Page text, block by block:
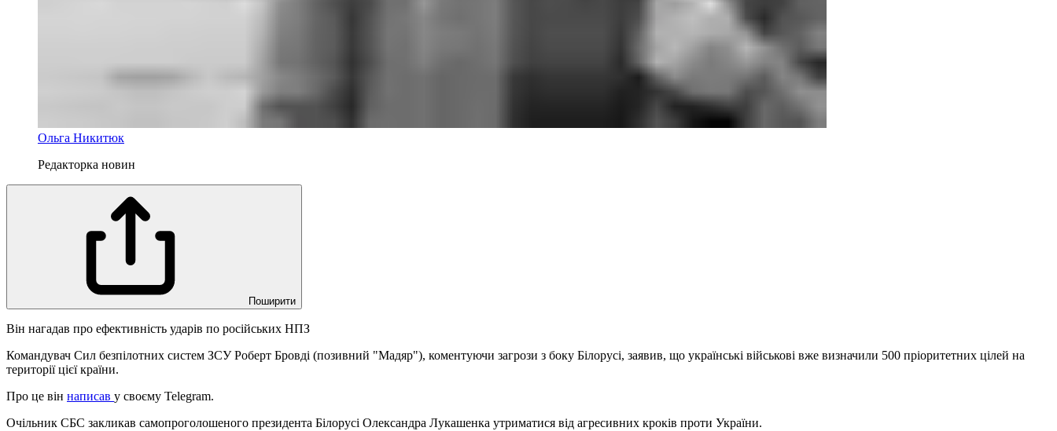
Ольга Никитюк
Редакторка новин
Поширити
Він нагадав про ефективність ударів по російських НПЗ
Командувач Сил безпілотних систем ЗСУ Роберт Бровді (позивний "Мадяр"), коментуючи загрози з боку Білорусі, заявив, що українські військові вже визначили 500 пріоритетних цілей на
території цієї країни.
Про це він написав у своєму Telegram.
Очільник СБС закликав самопроголошеного президента Білорусі Олександра Лукашенка утриматися від агресивних кроків проти України.